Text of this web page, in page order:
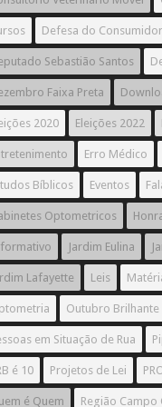
Defesa do Consumidor
Sebastião Santos
Faixa Preta
2020 Eleições 2022
Erro Médico
Bíblicos Eventos
Optometricos
Jardim Eulina
Lafayette Leis
Outubro Brilhante
em Situação de Rua
é 10 Projetos de Lei
é Quem Região Campo